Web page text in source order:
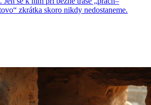
zkrátka skoro nikdy nedostaneme.